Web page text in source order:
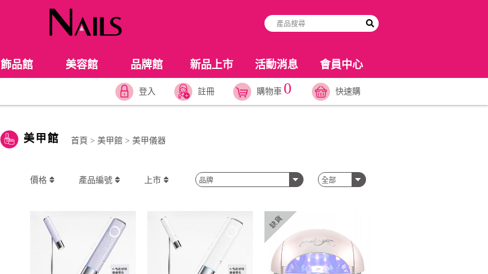
飾品館 美容館 品牌館 新品上市 活動消息 會員中心
登入 註冊 購物車 0 快速購
美甲館 首頁 >美甲館 >美甲儀器
價格 產品編號 上市